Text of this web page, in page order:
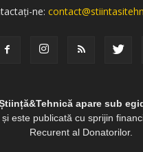
ne:
apare sub
este publicată cu sprijin
Recurent al Donatorilor.